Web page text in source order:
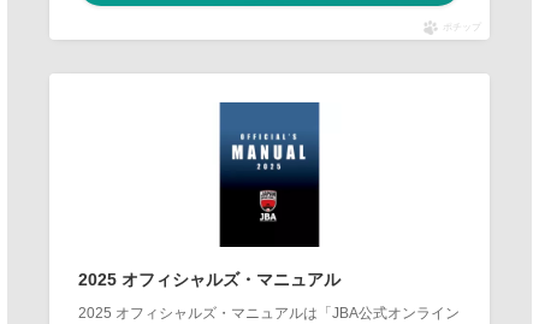
ポチップ
2025 オフィシャルズ・マニュアル
2025 オフィシャルズ・マニュアルは「JBA公式オンライン